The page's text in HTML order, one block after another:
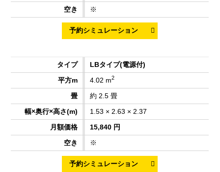
※
LBタイプ(電源付)
4.02 m2
約 2.5 畳
1.53 × 2.63 × 2.37
15,840 円
※